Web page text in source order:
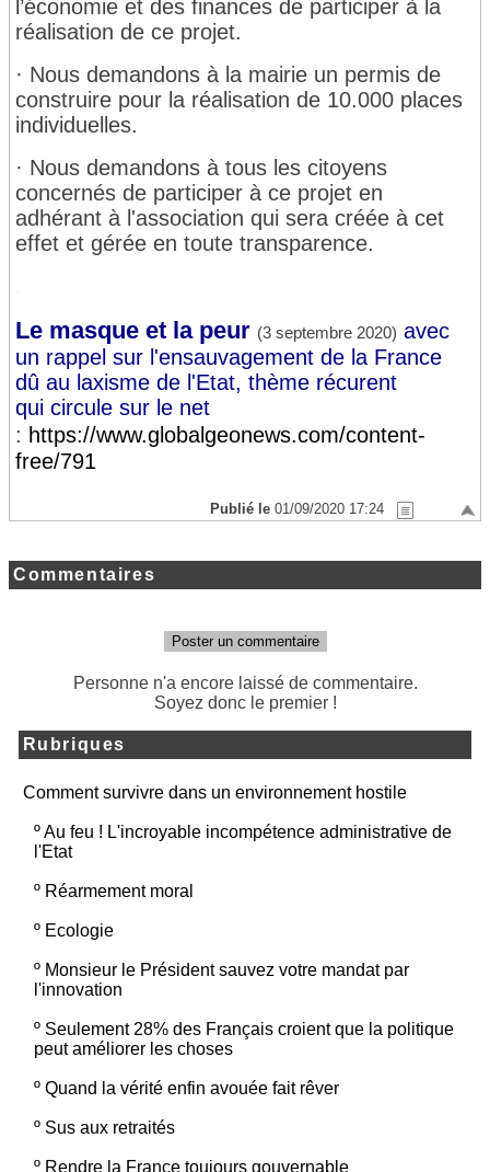
l’économie et des finances de participer à la
réalisation de ce projet.
· Nous demandons à la mairie un permis de
construire pour la réalisation de 10.000 places
individuelles.
· Nous demandons à tous les citoyens
concernés de participer à ce projet en
adhérant à l'association qui sera créée à cet
effet et gérée en toute transparence.
Le masque et la peur (3 septembre 2020) avec
un rappel sur l'ensauvagement de la France
dû au laxisme de l'Etat, thème récurent
qui circule sur le net
: https://www.globalgeonews.com/content-
free/791
Publié le 01/09/2020 17:24
Commentaires
Poster un commentaire
Personne n'a encore laissé de commentaire.
Soyez donc le premier !
Rubriques
Comment survivre dans un environnement hostile
ºAu feu ! L'incroyable incompétence administrative de
l'Etat
º Réarmement moral
º Ecologie
º Monsieur le Président sauvez votre mandat par
l'innovation
º Seulement 28% des Français croient que la politique
peut améliorer les choses
º Quand la vérité enfin avouée fait rêver
º Sus aux retraités
º Rendre la France toujours gouvernable